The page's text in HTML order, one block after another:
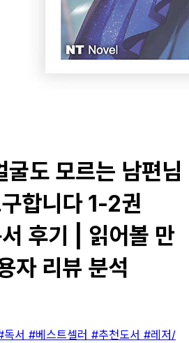
굴도 모르는 남편님
합니다 1-2권
후기 | 읽어볼 만
자 리뷰 분석
독서 #베스트셀러 #추천도서 #레저/